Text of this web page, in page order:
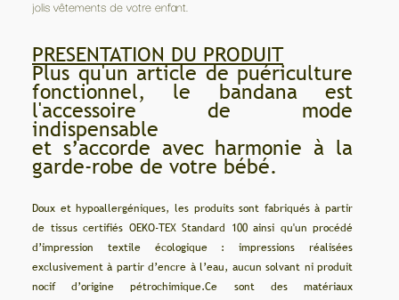
jolis vêtements de votre enfant.
PRESENTATION DU PRODUIT
Plus qu'un article de puériculture
fonctionnel, le bandana est
l'accessoire de mode
indispensable
et s’accorde avec harmonie à la
garde-robe de votre bébé.
Doux et hypoallergéniques, les produits sont fabriqués à partir
de tissus certifiés OEKO-TEX Standard 100 ainsi qu'un procédé
d’impression textile écologique : impressions réalisées
exclusivement à partir d’encre à l’eau, aucun solvant ni produit
nocif d’origine pétrochimique.Ce sont des matériaux